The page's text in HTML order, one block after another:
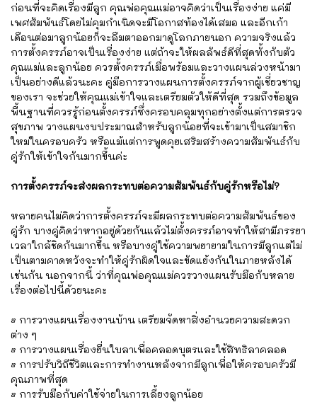
ก่อนที่จะคิดเรื่องมีลูก คุณพ่อคุณแม่อาจคิดว่าเป็นเรื่องง่าย แค่มี
เพศสัมพันธ์โดยไม่คุมกำเนิดจะมีโอกาสท้องได้เสมอ และอีกเก้า
เดือนต่อมาลูกน้อยก็จะลืมตาออกมาดูโลกภายนอก ความจริงแล้ว
การตั้งครรภ์อาจเป็นเรื่องง่าย แต่ถ้าจะให้ผลลัพธ์ดีที่สุดทั้งกับตัว
คุณแม่และลูกน้อย ควรตั้งครรภ์เมื่อพร้อมและวางแผนล่วงหน้ามา
เป็นอย่างดีแล้วนะคะ คู่มือการวางแผนการตั้งครรภ์จากผู้เชี่ยวชาญ
ของเรา จะช่วยให้คุณแม่เข้าใจและเตรียมตัวให้ดีที่สุด รวมถึงข้อมูล
พื้นฐานที่ควรรู้ก่อนตั้งครรภ์ซึ่งครอบคลุมทุกอย่างตั้งแต่การตรวจ
สุขภาพ วางแผนงบประมาณสำหรับลูกน้อยที่จะเข้ามาเป็นสมาชิก
ใหม่ในครอบครัว หรือแม้แต่การพูดคุยเสริมสร้างความสัมพันธ์กับ
คู่รักให้เข้าใจกันมากขึ้นค่ะ
การตั้งครรภ์จะส่งผลกระทบต่อความสัมพันธ์กับคู่รักหรือไม่?
หลายคนไม่คิดว่าการตั้งครรภ์จะมีผลกระทบต่อความสัมพันธ์ของ
คู่รัก บางคู่คิดว่าหากอยู่ด้วยกันแล้วไม่ตั้งครรภ์อาจทำให้สามีภรรยา
เวลาใกล้ชิดกันมากขึ้น หรือบางคู่ใช้ความพยายามในการมีลูกแต่ไม่
เป็นตามคาดหวังจะทำให้คู่รักผิดใจและขัดแย้งกันในภายหลังได้
เช่นกัน นอกจากนี้ ว่าที่คุณพ่อคุณแม่ควรวางแผนรับมือกับหลาย
เรื่องต่อไปนี้ด้วยนะคะ
• การวางแผนเรื่องงานบ้าน เตรียมจัดหาสิ่งอำนวยความสะดวก
ต่าง ๆ
• การวางแผนเรื่องยื่นใบลาเพื่อคลอดบุตรและใช้สิทธิลาคลอด
• การปรับวิถีชีวิตและการทำงานหลังจากมีลูกเพื่อให้ครอบครัวมี
คุณภาพที่สุด
• การรับมือกับค่าใช้จ่ายในการเลี้ยงลูกน้อย